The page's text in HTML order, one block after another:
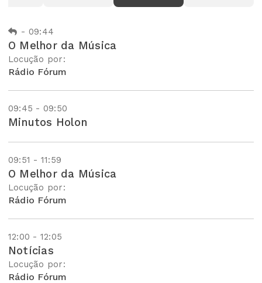
- 09:44
O Melhor da Música
Locução por:
Rádio Fórum
09:45 - 09:50
Minutos Holon
09:51 - 11:59
O Melhor da Música
Locução por:
Rádio Fórum
12:00 - 12:05
Notícias
Locução por:
Rádio Fórum